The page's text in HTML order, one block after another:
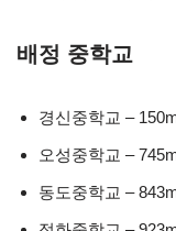
배정 중학교
경신중학교 –
오성중학교 –
동도중학교 –